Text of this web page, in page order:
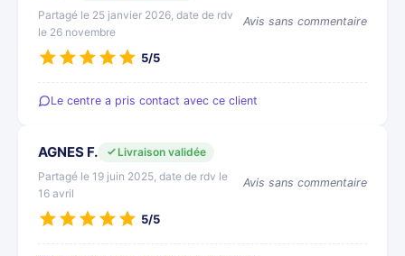
Partagé le 25 janvier 2026, date de rdv
le 26 novembre
Avis sans commentaire
5/5
Le centre a pris contact avec ce client
AGNES F.
Livraison validée
Partagé le 19 juin 2025, date de rdv le
16 avril
Avis sans commentaire
5/5